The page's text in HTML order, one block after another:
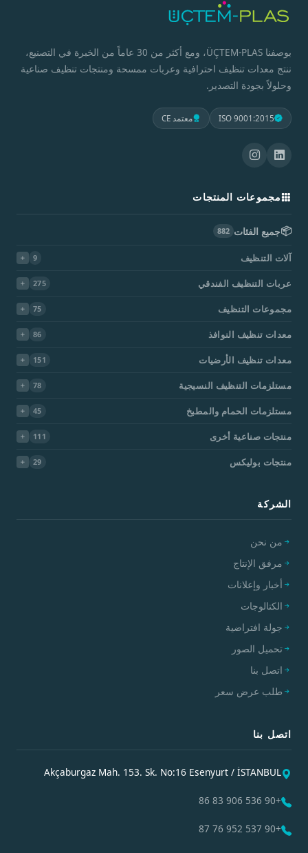
بوصفنا ÜÇTEM-PLAS، ومع أكثر من 30 عاماً من الخبرة في التصنيع،
ننتج معدات تنظيف احترافية وعربات ممسحة ومنتجات تنظيف صناعية
وحلولاً بجودة التصدير.
ISO 9001:2015 معتمد CE
مجموعات المنتجات
📦جميع الفئات 882
آلات التنظيف 9
عربات التنظيف الفندقي 275
مجموعات التنظيف 75
معدات تنظيف النوافذ 86
معدات تنظيف الأرضيات 151
مستلزمات التنظيف النسيجية 78
مستلزمات الحمام والمطبخ 45
منتجات صناعية أخرى 111
منتجات بوليكس 29
الشركة
من نحن
مرفق الإنتاج
أخبار وإعلانات
الكتالوجات
جولة افتراضية
تحميل الصور
اتصل بنا
طلب عرض سعر
اتصل بنا
Akçaburgaz Mah. 153. Sk. No:16 Esenyurt / İSTANBUL
+90 536 906 83 86
+90 537 952 76 87